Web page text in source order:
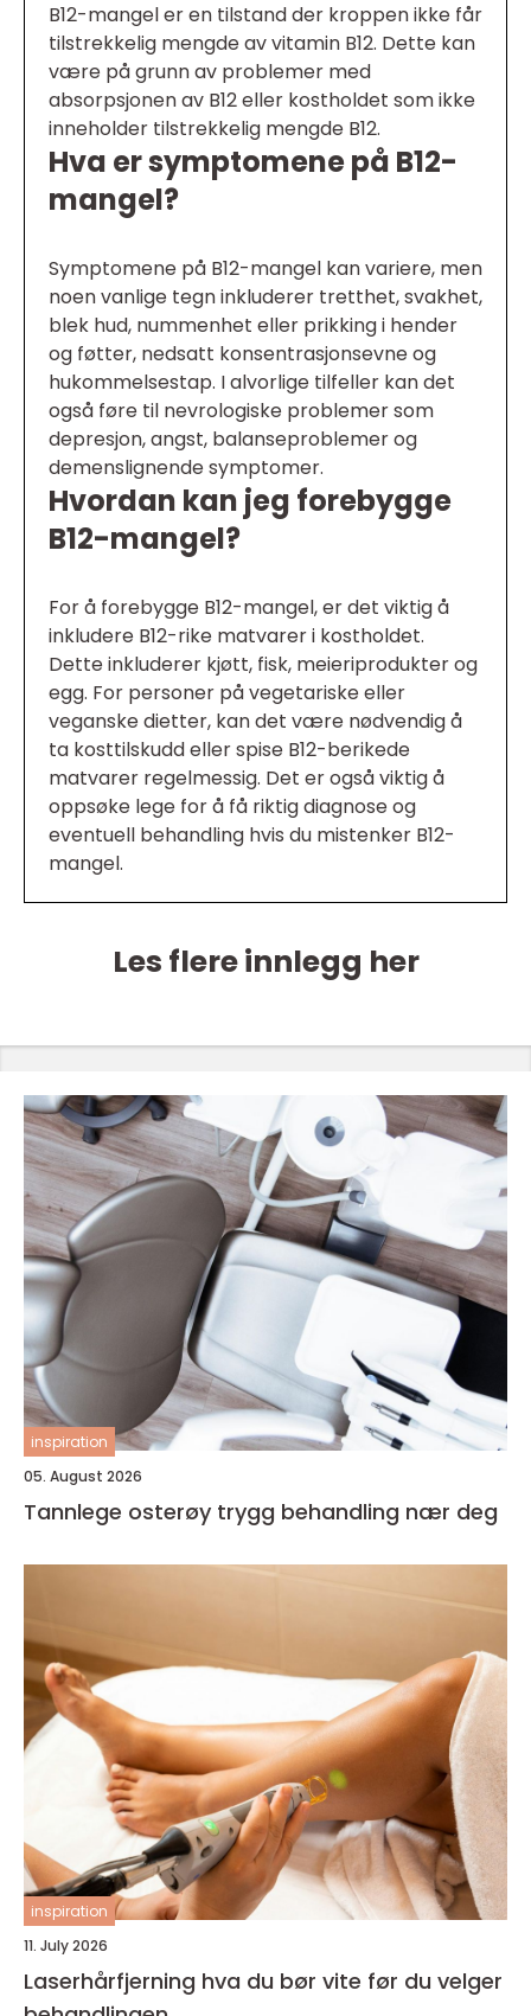
B12-mangel er en tilstand der kroppen ikke får
tilstrekkelig mengde av vitamin B12. Dette kan
være på grunn av problemer med
absorpsjonen av B12 eller kostholdet som ikke
inneholder tilstrekkelig mengde B12.
Hva er symptomene på B12-
mangel?
Symptomene på B12-mangel kan variere, men
noen vanlige tegn inkluderer tretthet, svakhet,
blek hud, nummenhet eller prikking i hender
og føtter, nedsatt konsentrasjonsevne og
hukommelsestap. I alvorlige tilfeller kan det
også føre til nevrologiske problemer som
depresjon, angst, balanseproblemer og
demenslignende symptomer.
Hvordan kan jeg forebygge
B12-mangel?
For å forebygge B12-mangel, er det viktig å
inkludere B12-rike matvarer i kostholdet.
Dette inkluderer kjøtt, fisk, meieriprodukter og
egg. For personer på vegetariske eller
veganske dietter, kan det være nødvendig å
ta kosttilskudd eller spise B12-berikede
matvarer regelmessig. Det er også viktig å
oppsøke lege for å få riktig diagnose og
eventuell behandling hvis du mistenker B12-
mangel.
Les flere innlegg her
inspiration
05. August 2026
Tannlege osterøy trygg behandling nær deg
inspiration
11. July 2026
Laserhårfjerning hva du bør vite før du velger